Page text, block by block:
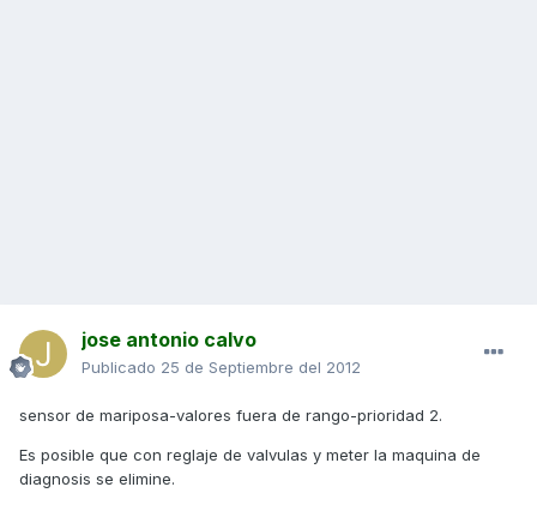
jose antonio calvo
Publicado 25 de Septiembre del 2012
sensor de mariposa-valores fuera de rango-prioridad 2.
Es posible que con reglaje de valvulas y meter la maquina de
diagnosis se elimine.